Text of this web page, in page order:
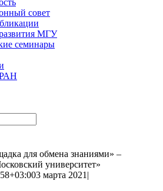
совет
МГУ
семинары
для обмена знаниями» –
университет»
3 марта 2021|